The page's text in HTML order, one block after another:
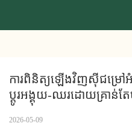
ការពិនិត្យឡើងវិញស៊ីជម្រៅអំ
ប្តូរអង្គុយ-ឈរដោយគ្រាន់តែ
2026-05-09